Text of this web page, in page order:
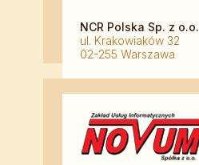
NCR Polska Sp. z o.o.
ul. Krakowiaków 32
02-255 Warszawa